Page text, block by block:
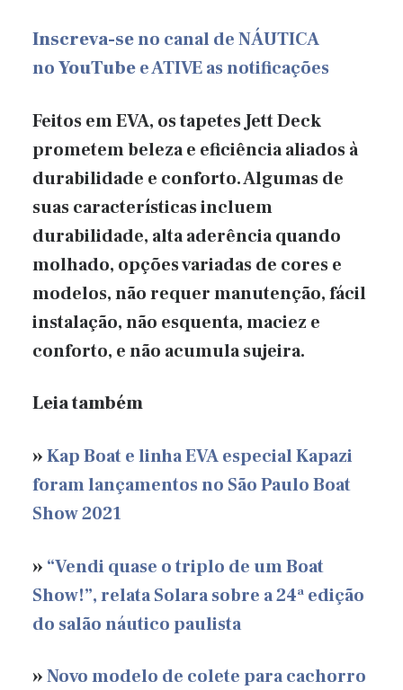
Inscreva-seno canal de NÁUTICA
noYouTubee ATIVE as notificações
Feitos em EVA, os tapetes Jett Deck
prometem beleza e eficiência aliados à
durabilidade e conforto. Algumas de
suas características incluem
durabilidade, alta aderência quando
molhado, opções variadas de cores e
modelos, não requer manutenção, fácil
instalação, não esquenta, maciez e
conforto, e não acumula sujeira.
Leia também
»Kap Boat e linha EVA especial Kapazi
foram lançamentos no São Paulo Boat
Show 2021
» “Vendi quase o triplo de um Boat
Show!”, relata Solara sobre a 24ª edição
do salão náutico paulista
»Novo modelo de colete para cachorro